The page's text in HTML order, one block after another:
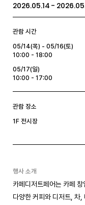
2026.05.14 -
관람 시간
05/14(목) - 05/16(토)
10:00 - 18:00
05/17(일)
10:00 - 17:00
관람 장소
1F 전시장
행사 소개
카페디저트페어는 카페
다양한 커피와 디저트, 차